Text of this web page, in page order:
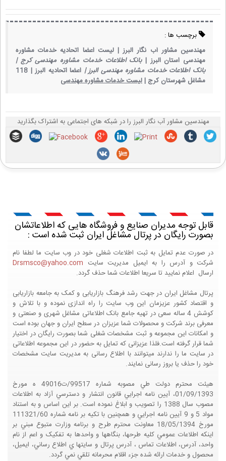
برچسب ها :
مهندسین مشاور آب نگار البرز | لیست اعضا اتحادیه خدمات مشاوره
مهندسی استان البرز | بانک اطلاعات خدمات مشاوره مهندسی کرج |
بانک اطلاعات خدمات مشاوره مهندسی البرز | اعضا اتحادیه البرز | 118
مشاغل شهرستان کرج |لیست خدمات مشاوره مهندسی
مهندسین مشاور آب نگار البرز را در شبکه های اجتماعی به اشتراک بگذارید
قابل توجه مدیران صنایع و فروشگاه هایی که اطلاعاتشان
بصورت رایگان در پرتال مشاغل ایران ثبت شده است :
در صورت عدم تمایل به ثبت اطلاعات شغلی خود در وب سایت ما لطفا نام
شرکت و آدرس را به ایمیل مدیریت سایت Drsmsco@yahoo.com
ارسال اعلام نمایید تا سریعا اطلاعات شما حذف گردد.
پرتال مشاغل ایران در جهت رشد فرهنگ بازاریابی و کمک به جامعه بازاریابی
و اقتصاد کشور عزیزمان این وب سایت را راه اندازی نموده و با تلاش و
کوشش 4 ساله سعی در تهیه جامع بانک اطلاعاتی مشاغل شهری و صنعتی و
معرفی برند شرکت و محصولات شما عزیزان در سطح ایران و جهان بوده است
و امکانات این مجموعه و ثبت مشخصات شغلی شما بصورت رایگان در اختیار
شما قرار گرفته است.فلذا عزیزانی که تمایل به حضور در این مجموعه اطلاعاتی
در سایت ما را ندارند میتوانند با اطلاع رسانی به مدیریت سایت مشخصات
خود را حذف یا بروز رسانی نمایند.
هيئت محترم دولت طي مصوبه شماره 99517/ت49016 ه مورخ
01/09/1393، آيين نامه اجرايي قانون انتشار و دسترسي آزاد به اطلاعات
مصوب سال 1388 را تصويب و ابلاغ نموده است. بر اين اساس و به استناد
مواد 5 و 9 آيين نامه اجرايي و همچنين با تکيه بر نامه شماره 111321/60
مورخ 18/05/1394 معاونت محترم طرح و برنامه وزارت متبوع مبني بر
اينکه اطلاعات عمومي کليه طرحها، بنگاهها و واحدها به تفکيک و اعم از نام
واحد، آدرس، اطلاعات تماس ، آدرس پرتال و سايتها ي اطلاع رساني، ايميل،
محصول و خدمات ارائه شده جزء اقلام محرمانه تلقي نمي گردد.